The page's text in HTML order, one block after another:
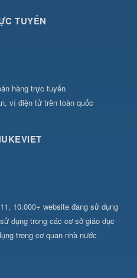
TUYẾN
hàng trực tuyến
ví điện tử trên toàn quốc
10.000+ website đang sử dụng
dụng trong các cơ sở giáo dục
trong cơ quan nhà nước